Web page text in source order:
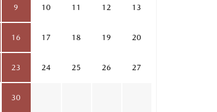
9 10 11 12 13
16 17 18 19 20
23 24 25 26 27
30